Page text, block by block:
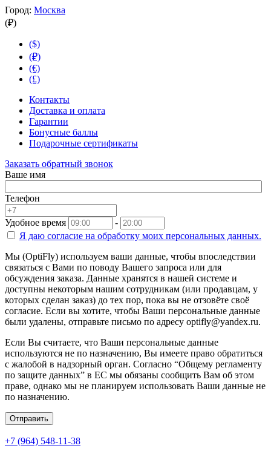
Город: Москва
(₽)
($)
(₽)
(€)
(£)
Контакты
Доставка и оплата
Гарантии
Бонусные баллы
Подарочные сертификаты
Заказать обратный звонок
Ваше имя
Телефон
Удобное время
-
Я даю согласие на обработку моих персональных данных.
Мы (OptiFly) используем ваши данные, чтобы впоследствии
связаться с Вами по поводу Вашего запроса или для
обсуждения заказа. Данные хранятся в нашей системе и
доступны некоторым нашим сотрудникам (или продавцам, у
которых сделан заказ) до тех пор, пока вы не отзовёте своё
согласие. Если вы хотите, чтобы Ваши персональные данные
были удалены, отправьте письмо по адресу optifly@yandex.ru.
Если Вы считаете, что Ваши персональные данные
используются не по назначению, Вы имеете право обратиться
с жалобой в надзорный орган. Согласно “Общему регламенту
по защите данных” в ЕС мы обязаны сообщить Вам об этом
праве, однако мы не планируем использовать Ваши данные не
по назначению.
Отправить
+7 (964) 548-11-38